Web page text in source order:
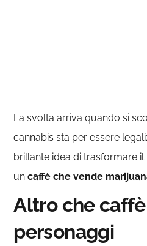
La svolta arriva quando si
cannabis sta per essere
brillante idea di trasformare
uncaffè che vende
Altro che
personaggi